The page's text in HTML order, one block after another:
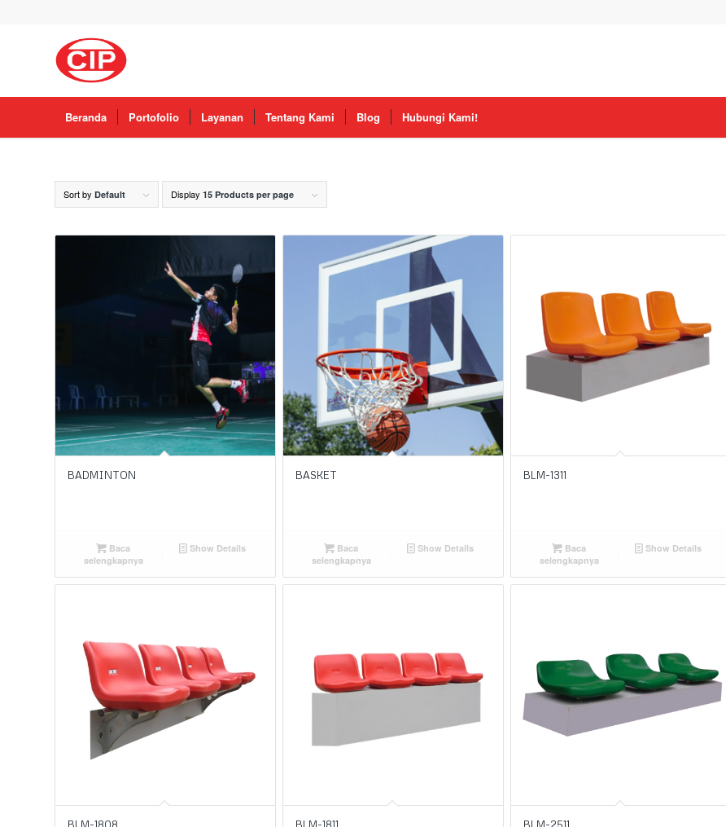
Beranda Portofolio Layanan Tentang Kami Blog Hubungi Kami!
Sort by Default Display 15 Products per page
BADMINTON
Baca
selengkapnya
Show Details
BASKET
Baca
selengkapnya
Show Details
BLM-1311
Baca
selengkapnya
Show Details
BLM-1808 BLM-1811 BLM-2511